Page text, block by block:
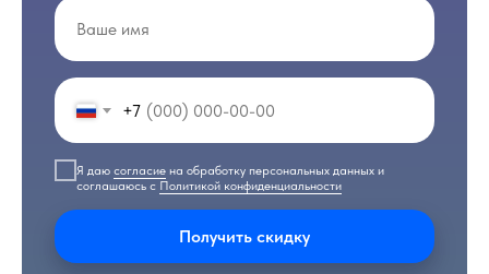
+7
Я даю согласие на обработку персональных данных и
соглашаюсь с Политикой конфиденциальности
Получить скидку